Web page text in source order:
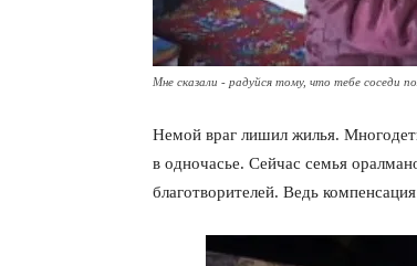
Мне сказали - радуйся тому, что тебе соседи
Немой враг лишил жилья.
в одночасье. Сейчас семья
благотворителей. Ведь